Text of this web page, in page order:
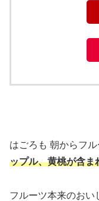
はごろも 朝からフル
ップル、黄桃が含ま
フルーツ本来のおい